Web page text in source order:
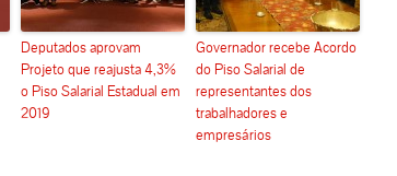
Deputados aprovam
Projeto que reajusta 4,3%
o Piso Salarial Estadual em
2019
Governador recebe Acordo
do Piso Salarial de
representantes dos
trabalhadores e
empresários